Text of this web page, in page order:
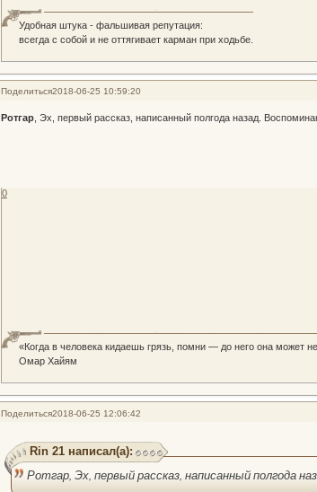
Удобная штука - фальшивая репутация:
всегда с собой и не оттягивает карман при ходьбе.
Поделиться2018-06-25 10:59:20
Ротгар, Эх, первый рассказ, написанный полгода назад.
«Когда в человека кидаешь грязь, помни — до него она может
Омар Хайям
0
Поделиться2018-06-25 12:06:42
Rin 21 написал(а):
Ротгар, Эх, первый рассказ, написанный полгода